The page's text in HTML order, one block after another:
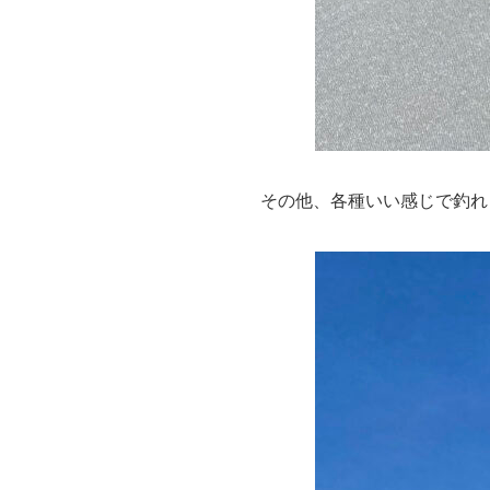
その他、各種いい感じで釣